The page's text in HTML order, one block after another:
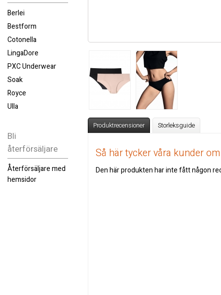
Berlei
Bestform
Cotonella
LingaDore
PXC Underwear
Soak
Royce
Ulla
Bli
återförsäljare
Återförsäljare med
hemsidor
Produktrecensioner Storleksguide
Så här tycker våra kunder
Den här produkten har inte fått någon